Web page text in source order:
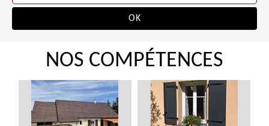
NOS COMPÉTENCES